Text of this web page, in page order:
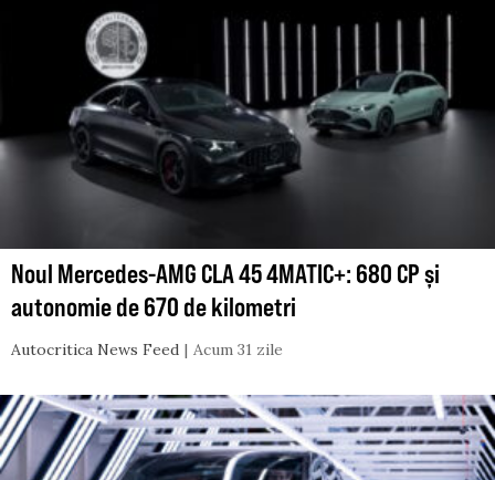
Noul Mercedes-AMG CLA 45 4MATIC+: 680 CP și
autonomie de 670 de kilometri
Autocritica News Feed Acum 31 zile